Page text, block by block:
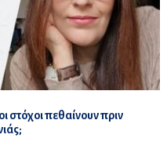
στόχοι πεθαίνουν πριν